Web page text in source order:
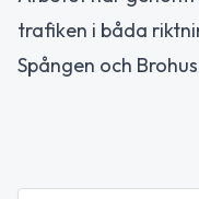
trafiken i båda
Spången och